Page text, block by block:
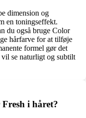
dimension og
en toningseffekt.
du også bruge Color
hårfarve for at tilføje
formel gør det
vil se naturligt og subtilt
i håret?